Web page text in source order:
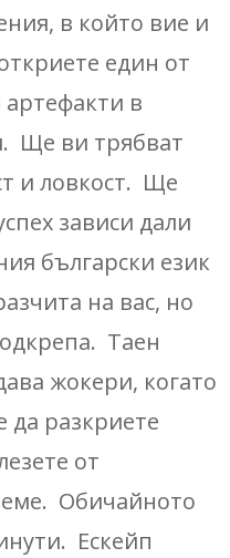
в който вие и
един от
в
Ще ви трябват
и ловкост. Ще
зависи дали
български език
на вас, но
Таен
жокери, когато
да разкриете
от
Обичайното
Ескейп